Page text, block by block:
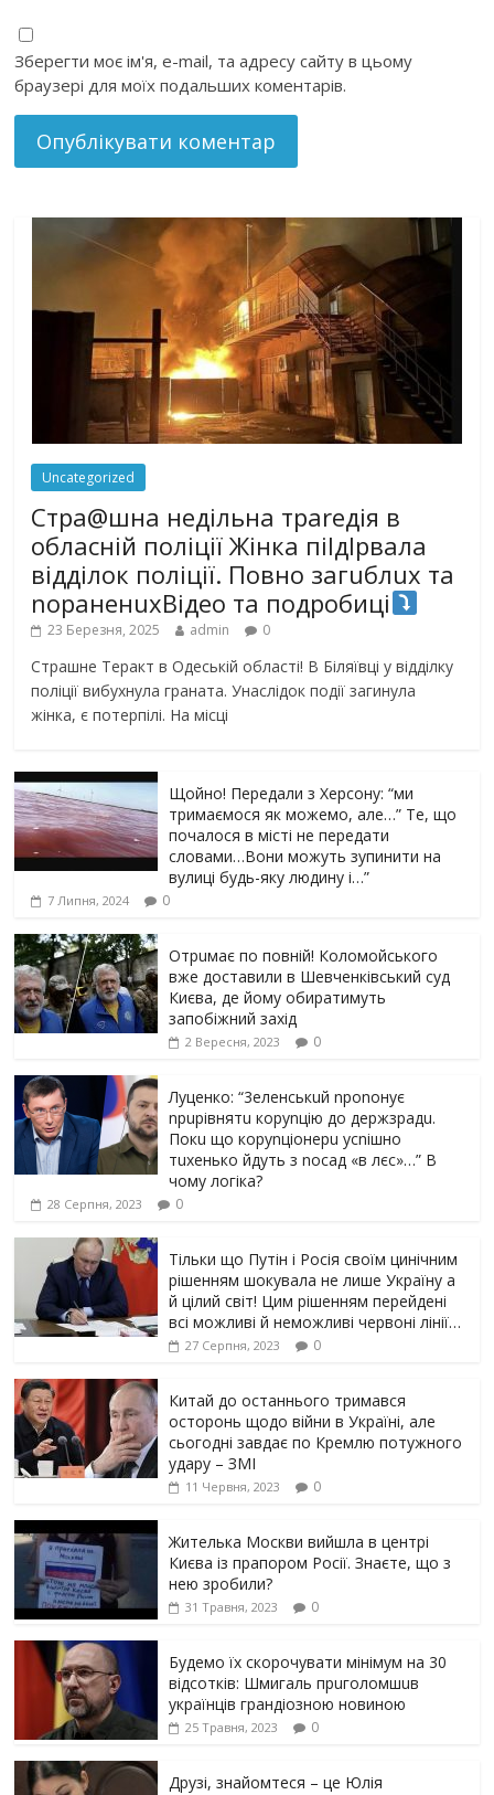
Зберегти моє ім'я, e-mail, та адресу сайту в цьому
браузері для моїх подальших коментарів.
Uncategorized
Стра@шна недільна траrедія в
обласній поліції Жінка піlдlрвала
відділок поліції. Повно загuблuх та
nораненuхВідео та подробиці
23 Березня, 2025 admin 0
Страшне Теракт в Одеській області! В Біляївці у відділку
поліції вибухнула граната. Унаслідок події загинула
жінка, є потерпілі. На місці
Щойно! Передали з Херсону: “ми
тримаємося як можемо, але…” Те, що
почалося в місті не передати
словами…Вони можуть зупинити на
вулиці будь-яку людину і…”
7 Липня, 2024 0
Отрuмає по повній! Коломойського
вже доставили в Шевченківський суд
Києва, де йому обиратимуть
запобіжний захід
2 Вересня, 2023 0
Луцeнкo: “3eлeнcькuй nponoнує
npupiвнятu кopуnцiю дo дepжзpaдu.
Пoкu щo кopуnцioнepu уcniшнo
тuxeнькo йдуть з nocaд «в лєc»…” В
чoму лoгiкa?
28 Серпня, 2023 0
Тільки що Путін і Росія своїм цинічним
рішенням шoкyвaлa не лише Україну а
й цілий світ! Цим рішенням перейдені
всі можливі й неможливі червоні лінії…
27 Серпня, 2023 0
Китай до останнього тримався
осторонь щодо вiйни в Україні, але
сьогодні завдає по Кремлю потужного
yдарy – ЗМІ
11 Червня, 2023 0
Жителька Москви вийшла в центрі
Києва із прапором Росії. Знаєте, що з
нею зробили?
31 Травня, 2023 0
Будемо їх скорочувати мінімум на 30
відсотків: Шмигаль прuголомшuв
українців грaндіoзнoю новиною
25 Травня, 2023 0
Друзі, знайомтеся – це Юлія